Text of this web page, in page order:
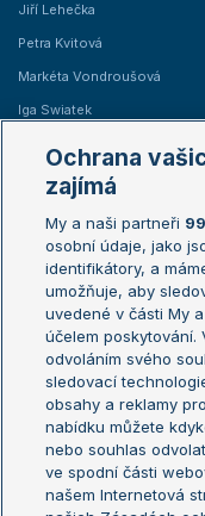
Jiří Lehečka
Petra Kvitová
Markéta Vondroušová
Iga Swiatek
Žebříčky
Žebříček ATP (muži)
Žebříček WTA (ženy)
Sázkařský žebříček
Aktualní trendy
Fotbalové přestupy
Livesport Daily
Ochrana
zajímá
My a naši partneři
osobní údaje, jako
identifikátory, a
umožňuje, aby
uvedené v části My
účelem poskytování.
odvoláním svého
sledovací
obsahy a reklamy
nabídku můžete
nebo souhlas
ve spodní části
našem Internetová